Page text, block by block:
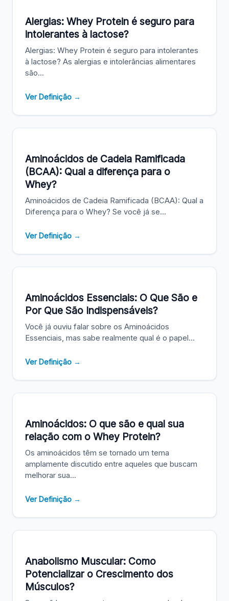
Alergias: Whey Protein é seguro para
intolerantes à lactose?
Alergias: Whey Protein é seguro para intolerantes
à lactose? As alergias e intolerâncias alimentares
são...
Ver Definição →
Aminoácidos de Cadeia Ramificada
(BCAA): Qual a diferença para o
Whey?
Aminoácidos de Cadeia Ramificada (BCAA): Qual a
Diferença para o Whey? Se você já se...
Ver Definição →
Aminoácidos Essenciais: O Que São e
Por Que São Indispensáveis?
Você já ouviu falar sobre os Aminoácidos
Essenciais, mas sabe realmente qual é o papel...
Ver Definição →
Aminoácidos: O que são e qual sua
relação com o Whey Protein?
Os aminoácidos têm se tornado um tema
amplamente discutido entre aqueles que buscam
melhorar sua...
Ver Definição →
Anabolismo Muscular: Como
Potencializar o Crescimento dos
Músculos?